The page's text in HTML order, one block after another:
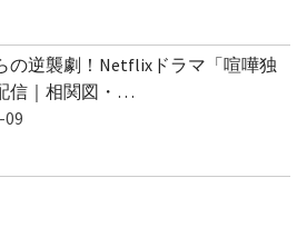
の逆襲劇！Netflixドラマ「喧嘩独
信｜相関図・…
09